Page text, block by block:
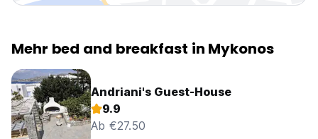
Mehr bed and breakfast in Mykonos
Andriani's Guest-House
9.9
Ab €27.50